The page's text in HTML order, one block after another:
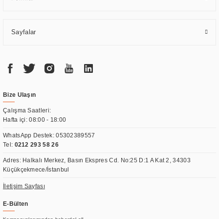
Sayfalar
Bize Ulaşın
Çalışma Saatleri:
Hafta içi: 08:00 - 18:00
WhatsApp Destek:05302389557
Tel: 0212 293 58 26
Adres: Halkalı Merkez, Basın Ekspres Cd. No:25 D:1 A Kat 2, 34303
Küçükçekmece/İstanbul
İletişim Sayfası
E-Bülten